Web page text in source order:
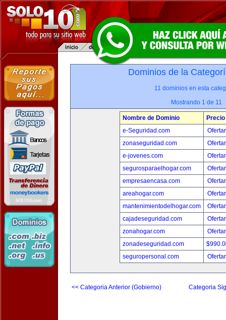
Dominios de la
11 dominios en esta
Mostrando 1 de 11
Nombre de Dominio
Precio
e-Seguridad.com
zonaseguridad.com
e-jovenes.com
segurosparaelhogar.com
empresaencasa.com
areahogar.com
mantenimientodelhogar.com
cajadeseguridad.com
zonahogar.com
zonadeseguridad.com
seguropersonal.com
<< Categoria Anterior (Gobierno) Categoria